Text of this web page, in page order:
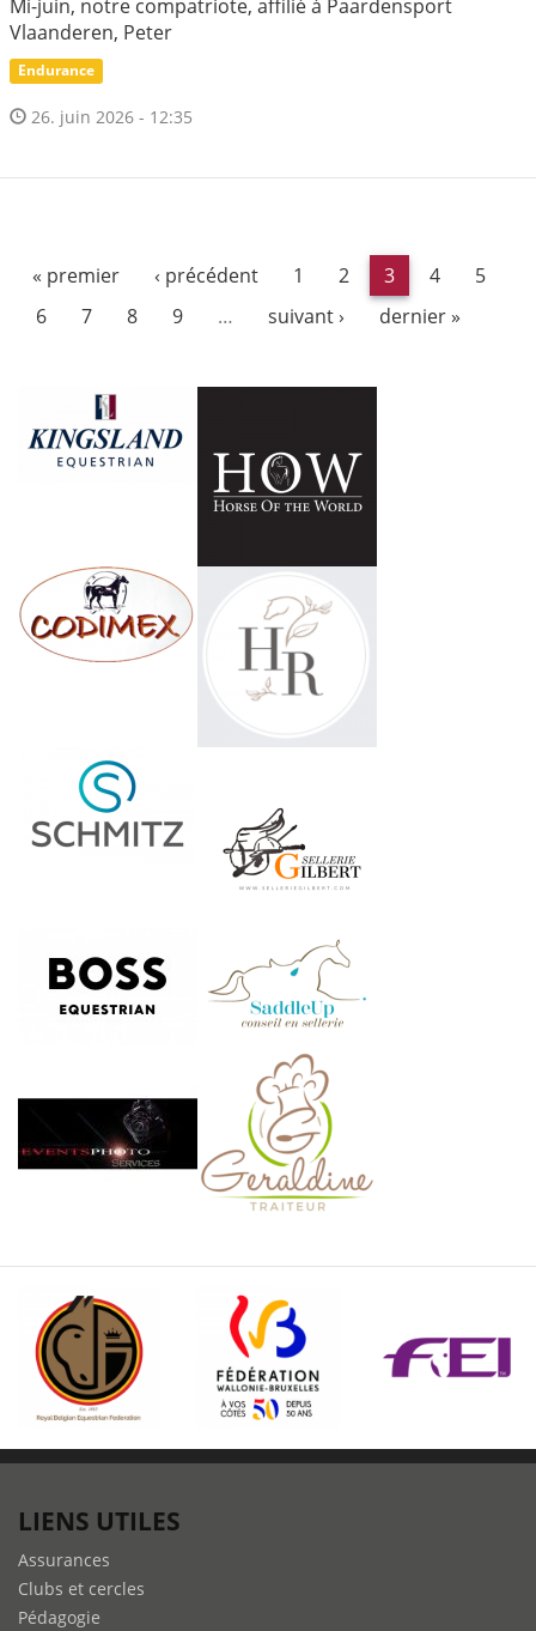
Mi-juin, notre compatriote, affilié à Paardensport
Vlaanderen, Peter
Endurance
26. juin 2026 - 12:35
« premier ‹ précédent 1 2 3 4
5
6
7 8 9 … suivant › dernier »
LIENS UTILES
Assurances
Clubs et cercles
Pédagogie